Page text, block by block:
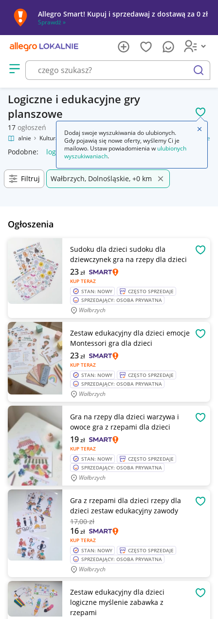
Allegro Smart! Kupuj i sprzedawaj z dostawą za 0 zł
Sprawdź »
Otwórz menu z kategoriami
szukaj
Logiczne i edukacyjne gry
planszowe
17 ogłoszeń
Lokalnie Kultura i rozrywka Gry Planszowe Logiczne i edukacyjne
Podobne: logiczne i edukacyjne
Filtruj Wałbrzych, Dolnośląskie, +0 km
Ogłoszenia
Sudoku dla dzieci sudoku dla
dziewczynek gra na rzepy dla dzieci
KUP TERAZ
23zł
STAN: NOWY
CZĘSTO SPRZEDAJE
SPRZEDAJĄCY: OSOBA PRYWATNA
Wałbrzych
Zestaw edukacyjny dla dzieci emocje
Montessori gra dla dzieci
KUP TERAZ
23zł
STAN: NOWY
CZĘSTO SPRZEDAJE
SPRZEDAJĄCY: OSOBA PRYWATNA
Wałbrzych
Gra na rzepy dla dzieci warzywa i
owoce gra z rzepami dla dzieci
KUP TERAZ
19zł
STAN: NOWY
CZĘSTO SPRZEDAJE
SPRZEDAJĄCY: OSOBA PRYWATNA
Wałbrzych
Gra z rzepami dla dzieci rzepy dla
dzieci zestaw edukacyjny zawody
17,00 zł
KUP TERAZ
16zł
STAN: NOWY
CZĘSTO SPRZEDAJE
SPRZEDAJĄCY: OSOBA PRYWATNA
Wałbrzych
Zestaw edukacyjny dla dzieci
logiczne myślenie zabawka z
rzepami
Dodaj swoje wyszukiwania do ulubionych.
Gdy pojawią się nowe oferty, wyślemy Ci je
mailowo. Ustaw powiadomienia w ulubionych
wyszukiwaniach.